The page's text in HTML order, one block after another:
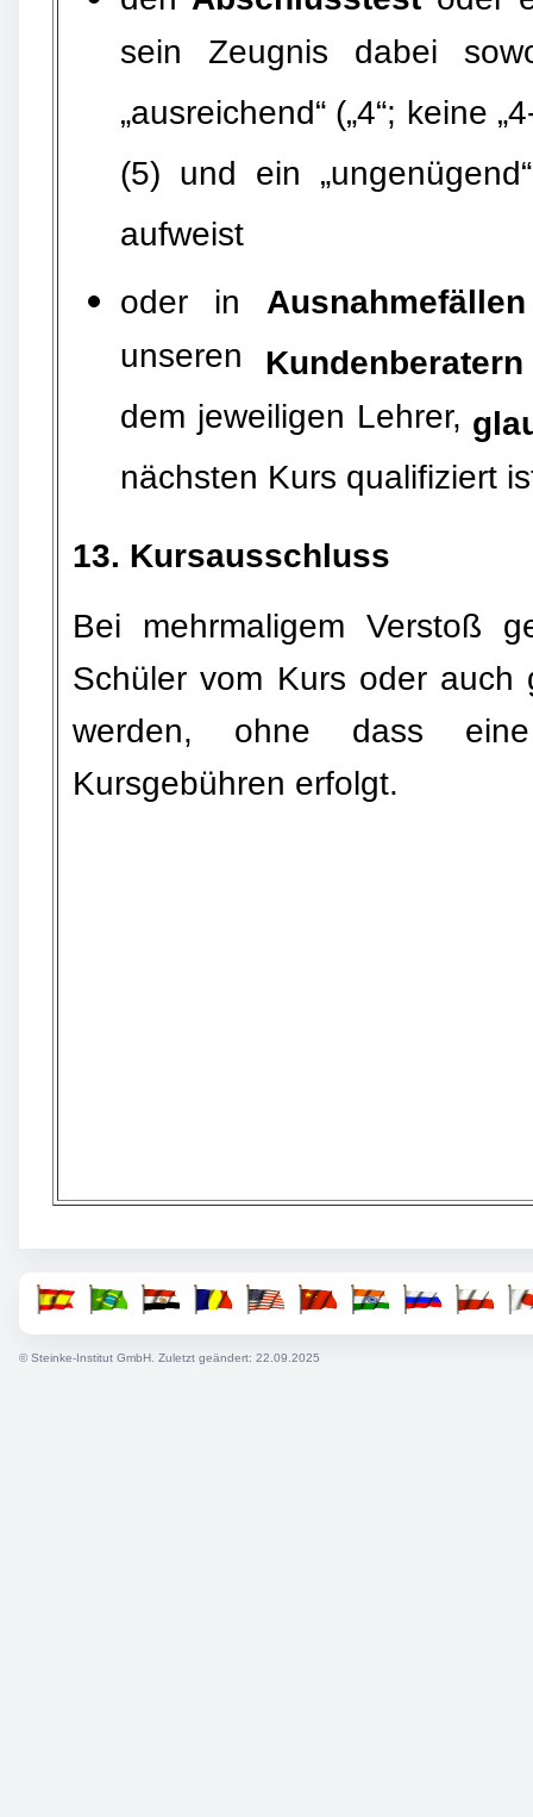
sein Zeugnis dabei
„ausreichend“ („4“; keine
(5) und ein
aufweist
oder in Ausnahmefällen
unseren
dem jeweiligen Lehrer,
nächsten Kurs qualifiziert
13. Kursausschluss
Bei mehrmaligem Verstoß
Schüler vom Kurs oder auch
werden, ohne dass eine
Kursgebühren erfolgt.
© Steinke-Institut GmbH. Zuletzt geändert: 22.09.2025